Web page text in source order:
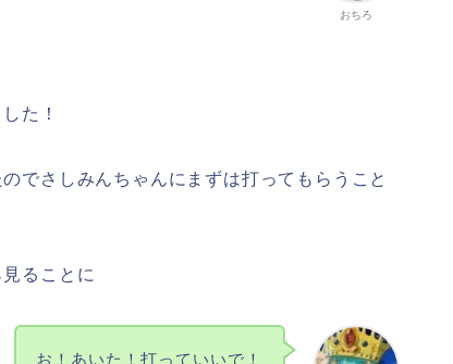
おちろ
た！
でさしみんちゃんにまずは打ってもらうこと
ることに
お！あいた！打っていいで！